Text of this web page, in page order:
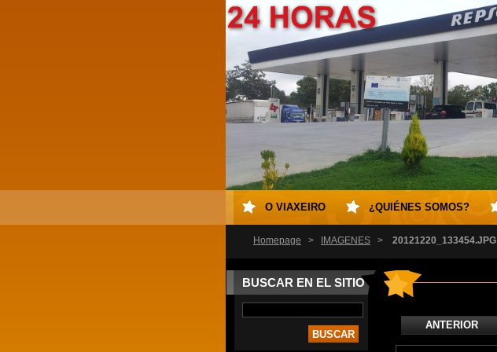
Homepage > IMAGENES > 20121220_133454.JPG
BUSCAR EN EL SITIO
ANTERIOR
O VIAXEIRO ¿QUIÉNES SOMOS?